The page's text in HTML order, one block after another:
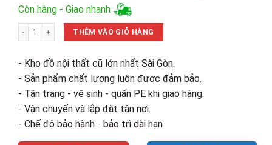
gốc
là:
3,500,000₫.
Còn hàng - Giao nhanh
Thanh Lý Tủ Hồ Sơ Gỗ MDF Trắng Mới 99% số lượng
THÊM VÀO GIỎ HÀNG
- Kho đồ nội thất cũ lớn nhất Sài Gòn.
- Sản phẩm chất lượng luôn được đảm bảo.
- Tân trang - vệ sinh - quấn PE khi giao hàng.
- Vận chuyển và lắp đặt tận nơi.
- Chế độ bảo hành - bảo trì dài hạn